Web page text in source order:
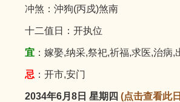
冲煞：沖狗(丙戍)煞南
十二值日：开执位
宜：嫁娶,纳采,祭祀,祈福,求医,治病,
忌 ：开市,安门
2034年6月8日 星期四 (点击查看此